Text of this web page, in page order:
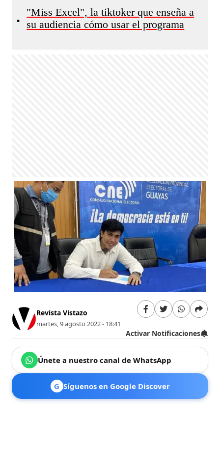
•
"Miss Excel", la tiktoker que enseña a
su audiencia cómo usar el programa
Revista Vistazo
martes, 9 agosto 2022 - 18:41
Activar Notificaciones
Únete a nuestro canal de WhatsApp
G Síguenos en Google Discover